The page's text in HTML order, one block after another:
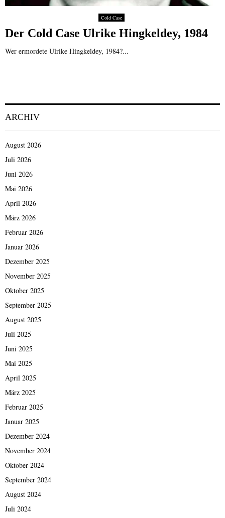
Cold Case
Der Cold Case Ulrike Hingkeldey, 1984
Wer ermordete Ulrike Hingkeldey, 1984?...
ARCHIV
August 2026
Juli 2026
Juni 2026
Mai 2026
April 2026
März 2026
Februar 2026
Januar 2026
Dezember 2025
November 2025
Oktober 2025
September 2025
August 2025
Juli 2025
Juni 2025
Mai 2025
April 2025
März 2025
Februar 2025
Januar 2025
Dezember 2024
November 2024
Oktober 2024
September 2024
August 2024
Juli 2024